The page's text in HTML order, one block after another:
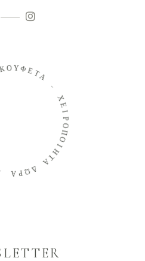
ΚΟΥΦΕΤΑ
-
Χ
Ε
Ρ
Ο
Π
Ο
Ι
Η
Τ
Α
Δ
Ω
Ρ
Α